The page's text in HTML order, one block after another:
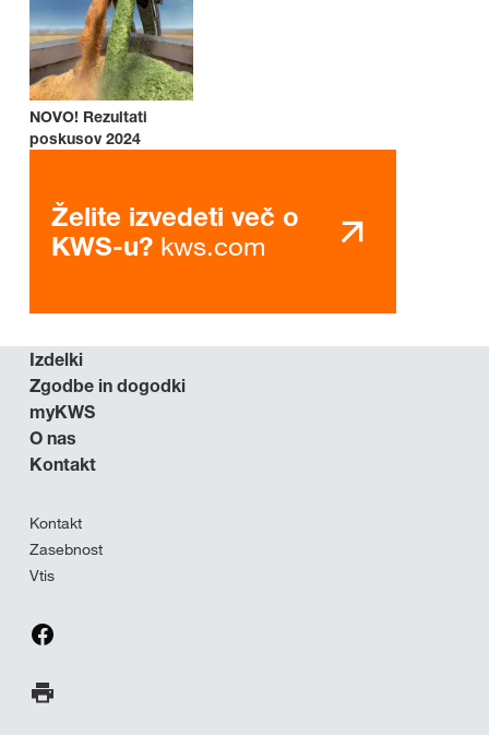
NOVO! Rezultati
poskusov 2024
Želite izvedeti več o
KWS-u? kws.com
Izdelki
Zgodbe in dogodki
myKWS
O nas
Kontakt
Kontakt
Zasebnost
Vtis
Natisni stran